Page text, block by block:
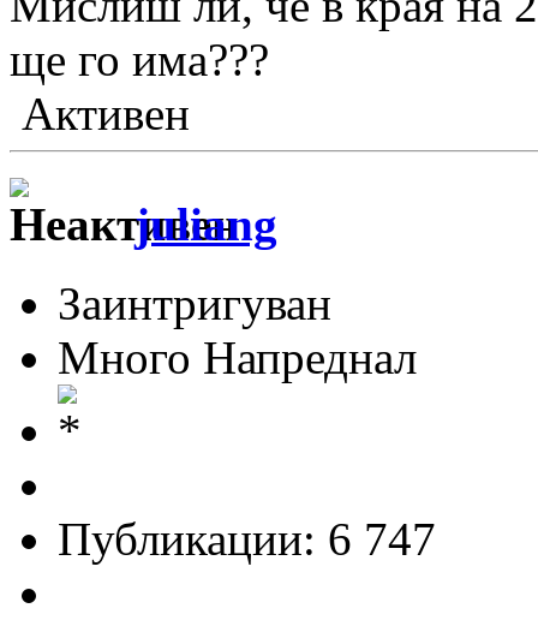
ще го има???
Активен
juliang
Заинтригуван
Много Напреднал
Публикации: 6 747